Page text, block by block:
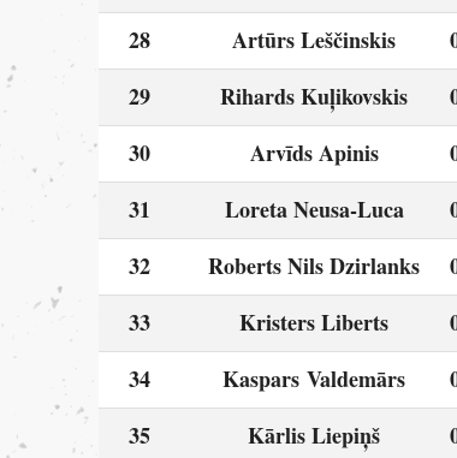
28
Artūrs Leščinskis
29
Rihards Kuļikovskis
30
Arvīds Apinis
31
Loreta Neusa-Luca
32
Roberts Nils Dzirlanks
33
Kristers Liberts
34
Kaspars Valdemārs
35
Kārlis Liepiņš